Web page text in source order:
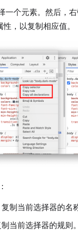
一个元素。然后，
，以复制相应值。
制当前选择器的名
当前选择器的规则。